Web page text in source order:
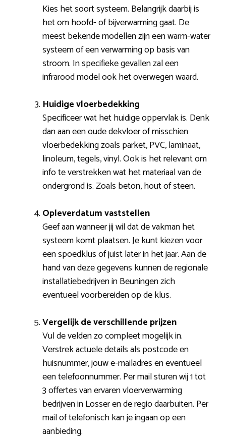
Kies het soort systeem. Belangrijk daarbij is
het om hoofd- of bijverwarming gaat. De
meest bekende modellen zijn een warm-water
systeem of een verwarming op basis van
stroom. In specifieke gevallen zal een
infrarood model ook het overwegen waard.
Huidige vloerbedekking
Specificeer wat het huidige oppervlak is. Denk
dan aan een oude dekvloer of misschien
vloerbedekking zoals parket, PVC, laminaat,
linoleum, tegels, vinyl. Ook is het relevant om
info te verstrekken wat het materiaal van de
ondergrond is. Zoals beton, hout of steen.
Opleverdatum vaststellen
Geef aan wanneer jij wil dat de vakman het
systeem komt plaatsen. Je kunt kiezen voor
een spoedklus of juist later in het jaar. Aan de
hand van deze gegevens kunnen de regionale
installatiebedrijven in Beuningen zich
eventueel voorbereiden op de klus.
Vergelijk de verschillende prijzen
Vul de velden zo compleet mogelijk in.
Verstrek actuele details als postcode en
huisnummer, jouw e-mailadres en eventueel
een telefoonnummer. Per mail sturen wij 1 tot
3 offertes van ervaren vloerverwarming
bedrijven in Losser en de regio daarbuiten. Per
mail of telefonisch kan je ingaan op een
aanbieding.